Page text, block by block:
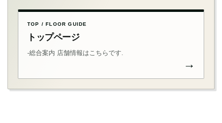
TOP / FLOOR GUIDE
トップページ
-総合案内 店舗情報はこちらです.
→